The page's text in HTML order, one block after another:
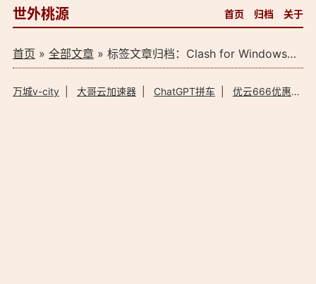
世外桃源 首页 归档 关于
首页 » 全部文章» 标签文章归档：Clash for Windows无法上网（1）
万城v-city| 大哥云加速器| ChatGPT拼车| 优云666优惠码